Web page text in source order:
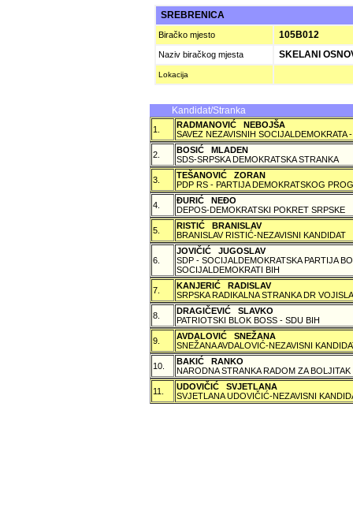
SREBRENICA
Biračko mjesto 105B012
Naziv biračkog mjesta SKELANI
Lokacija
Kandidat/Stranka
1.
RADMANOVIĆ NEBOJŠA
SAVEZ NEZAVISNIH SOCIJALDEMOKRATA
2.
BOSIĆ MLADEN
SDS-SRPSKA DEMOKRATSKA STRANKA
3.
TEŠANOVIĆ ZORAN
PDP RS - PARTIJA DEMOKRATSKOG
4.
ÐURIĆ NEÐO
DEPOS-DEMOKRATSKI POKRET SRPSKE
5.
RISTIĆ BRANISLAV
BRANISLAV RISTIĆ-NEZAVISNI KANDIDAT
6.
JOVIČIĆ JUGOSLAV
SDP - SOCIJALDEMOKRATSKA PARTIJA
SOCIJALDEMOKRATI BIH
7.
KANJERIĆ RADISLAV
SRPSKA RADIKALNA STRANKA DR
8.
DRAGIČEVIĆ SLAVKO
PATRIOTSKI BLOK BOSS - SDU BIH
9.
AVDALOVIĆ SNEŽANA
SNEŽANA AVDALOVIĆ-NEZAVISNI
10.
BAKIĆ RANKO
NARODNA STRANKA RADOM ZA BOLJITAK
11.
UDOVIČIĆ SVJETLANA
SVJETLANA UDOVIČIĆ-NEZAVISNI